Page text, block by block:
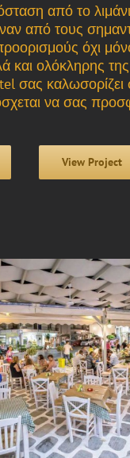
από το
από τους
όχι
και ολόκληρης
σας καλωσορίζει
να σας
View Project